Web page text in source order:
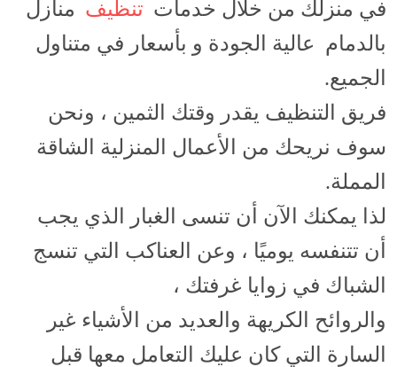
في منزلك من خلال خدمات تنظيف منازل
بالدمام عالية الجودة و بأسعار في متناول
الجميع.
فريق التنظيف يقدر وقتك الثمين ، ونحن
سوف نريحك من الأعمال المنزلية الشاقة
المملة.
لذا يمكنك الآن أن تنسى الغبار الذي يجب
أن تتنفسه يوميًا ، وعن العناكب التي تنسج
الشباك في زوايا غرفتك ،
والروائح الكريهة والعديد من الأشياء غير
السارة التي كان عليك التعامل معها قبل